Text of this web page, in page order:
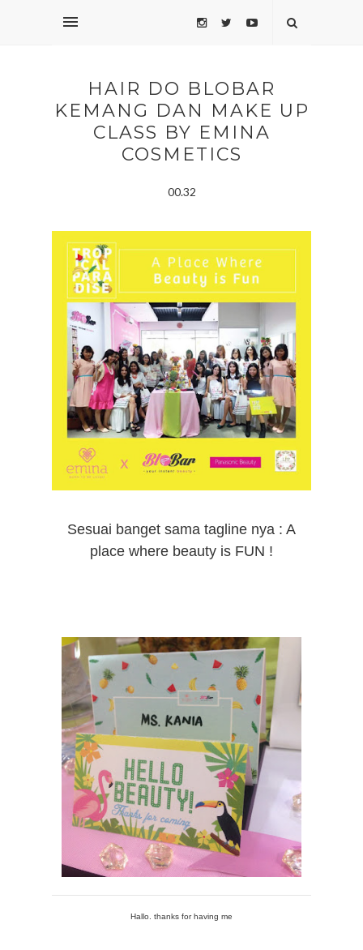
HAIR DO BLOBAR
KEMANG DAN MAKE UP
CLASS BY EMINA
COSMETICS
00.32
Sesuai banget sama tagline nya : A
place where beauty is FUN !
Hallo. thanks for having me